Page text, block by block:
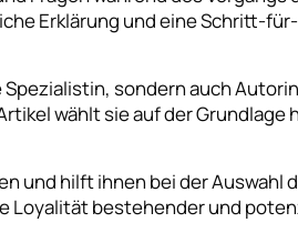
Erklärung und eine Schritt-
sondern auch
wählt sie auf der Grundlage
und hilft ihnen bei der Auswahl
Loyalität bestehender und